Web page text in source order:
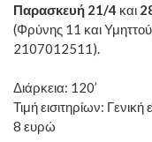
Παρασκευή 21/4 και
(Φρύνης 11 και
2107012511).
Διάρκεια: 120’
Τιμή εισιτηρίων:
8 ευρώ